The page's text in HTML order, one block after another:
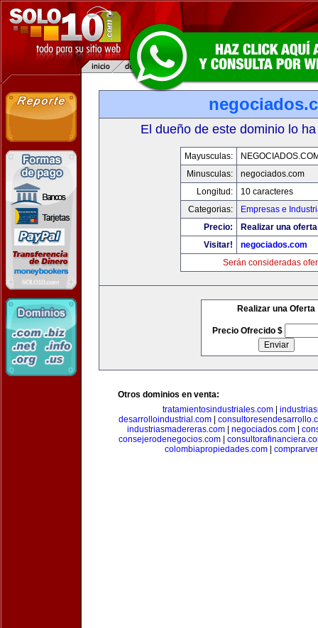
El dueño de este dominio lo
Mayusculas:
Minusculas:
negociados.com
Longitud:
10 caracteres
Categorias:
Empresas e
Precio:
Realizar una
Visitar!
negociados.com
Serán consideradas
Realizar una Oferta
Precio Ofrecido $
Otros dominios en venta:
tratamientosindustriales.com
desarrolloindustrial.com|
industriasmadereras.com
negociados.com
consejerodenegocios.com
colombiapropiedades.com|